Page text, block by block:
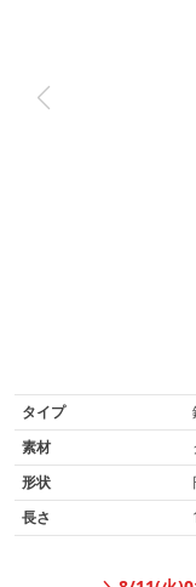
タイプ
素材
形状
長さ